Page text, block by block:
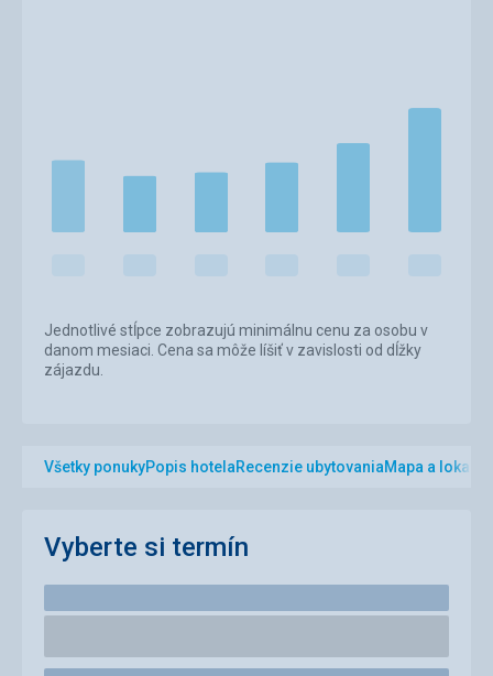
Jednotlivé stĺpce zobrazujú minimálnu cenu za osobu v
danom mesiaci. Cena sa môže líšiť v zavislosti od dĺžky
zájazdu.
Všetky ponukyPopis hotelaRecenzie ubytovaniaMapa a lokalita
Vyberte si termín